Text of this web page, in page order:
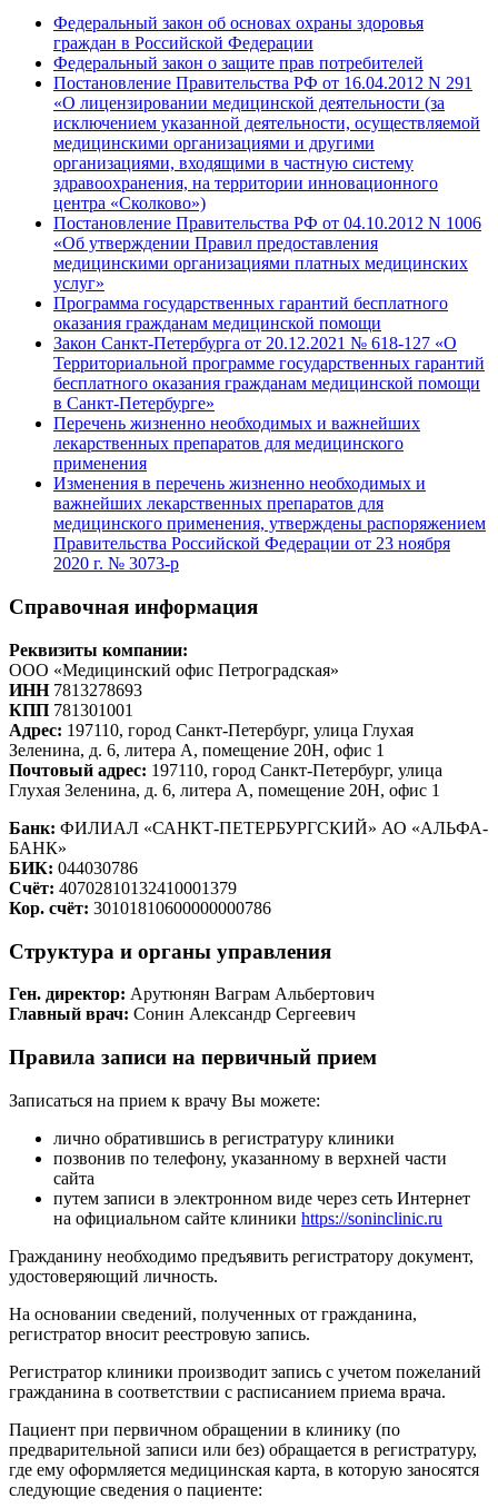
Федеральный закон об основах охраны здоровья
граждан в Российской Федерации
Федеральный закон о защите прав потребителей
Постановление Правительства РФ от 16.04.2012 N 291
«О лицензировании медицинской деятельности (за
исключением указанной деятельности, осуществляемой
медицинскими организациями и другими
организациями, входящими в частную систему
здравоохранения, на территории инновационного
центра «Сколково»)
Постановление Правительства РФ от 04.10.2012 N 1006
«Об утверждении Правил предоставления
медицинскими организациями платных медицинских
услуг»
Программа государственных гарантий бесплатного
оказания гражданам медицинской помощи
Закон Санкт-Петербурга от 20.12.2021 № 618-127 «О
Территориальной программе государственных гарантий
бесплатного оказания гражданам медицинской помощи
в Санкт-Петербурге»
Перечень жизненно необходимых и важнейших
лекарственных препаратов для медицинского
применения
Изменения в перечень жизненно необходимых и
важнейших лекарственных препаратов для
медицинского применения, утверждены распоряжением
Правительства Российской Федерации от 23 ноября
2020 г. № 3073-р
Справочная информация
Реквизиты компании:
ООО «Медицинский офис Петроградская»
ИНН7813278693
КПП 781301001
Адрес: 197110, город Санкт-Петербург, улица Глухая
Зеленина, д. 6, литера А, помещение 20Н, офис 1
Почтовый адрес: 197110, город Санкт-Петербург, улица
Глухая Зеленина, д. 6, литера А, помещение 20Н, офис 1
Банк: ФИЛИАЛ «САНКТ-ПЕТЕРБУРГСКИЙ» АО «АЛЬФА-
БАНК»
БИК: 044030786
Счёт: 40702810132410001379
Кор. счёт: 30101810600000000786
Cтруктура и органы управления
Ген. директор: Арутюнян Ваграм Альбертович
Главный врач: Сонин Александр Сергеевич
Правила записи на первичный прием
Записаться на прием к врачу Вы можете:
лично обратившись в регистратуру клиники
позвонив по телефону, указанному в верхней части
сайта
путем записи в электронном виде через сеть Интернет
на официальном сайте клиники https://soninclinic.ru
Гражданину необходимо предъявить регистратору документ,
удостоверяющий личность.
На основании сведений, полученных от гражданина,
регистратор вносит реестровую запись.
Регистратор клиники производит запись с учетом пожеланий
гражданина в соответствии с расписанием приема врача.
Пациент при первичном обращении в клинику (по
предварительной записи или без) обращается в регистратуру,
где ему оформляется медицинская карта, в которую заносятся
следующие сведения о пациенте: